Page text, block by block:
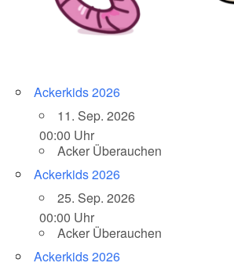
Ackerkids 2026
11. Sep. 2026
00:00 Uhr
Acker Überauchen
Ackerkids 2026
25. Sep. 2026
00:00 Uhr
Acker Überauchen
Ackerkids 2026